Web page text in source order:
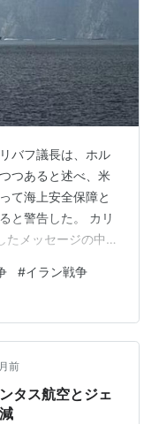
あるナセルの後を継
ヴィエトからミサイ
入するとともに、シ
間中で、かつユダヤ
キップール）に開戦
の習性で戦車と空軍
って大損害を受け
の緊急援助を決定、
、大量の兵器が送り
て戦力増強を図り、
バフ議長は、ホル
つあると述べ、米
て海上安全保障と
と警告した。 カリ
たメッセージの中
送とエネルギー輸
べ、「とはいえ、
と付け加えた。ガ
続が米国にとって
ると述べ、イラン
した。 イ…
#イラン戦争
前
タス航空とジェ